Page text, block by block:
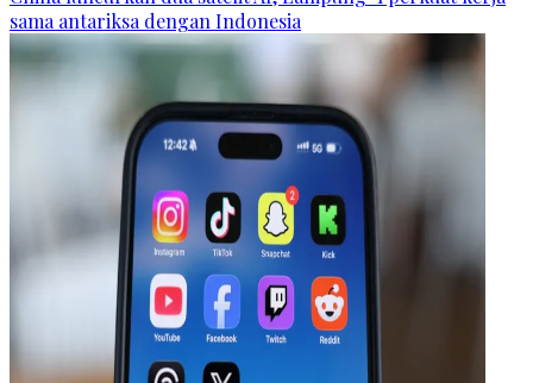
sama antariksa dengan Indonesia